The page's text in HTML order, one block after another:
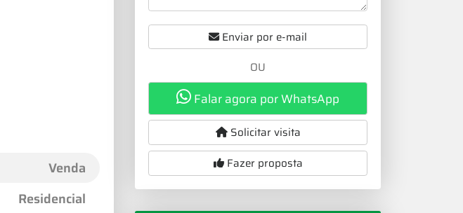
Venda
Residencial
Enviar por e-mail
OU
Falar agora por WhatsApp
Solicitar visita
Fazer proposta